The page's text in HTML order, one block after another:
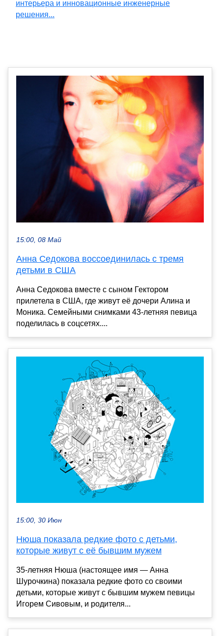
интерьера и инновационные инженерные
решения...
15:00, 08 Май
Анна Седокова воссоединилась с тремя
детьми в США
Анна Седокова вместе с сыном Гектором
прилетела в США, где живут её дочери Алина и
Моника. Семейными снимками 43-летняя певица
поделилась в соцсетях....
15:00, 30 Июн
Нюша показала редкие фото с детьми,
которые живут с её бывшим мужем
35-летняя Нюша (настоящее имя — Анна
Шурочкина) показала редкие фото со своими
детьми, которые живут с бывшим мужем певицы
Игорем Сивовым, и родителя...